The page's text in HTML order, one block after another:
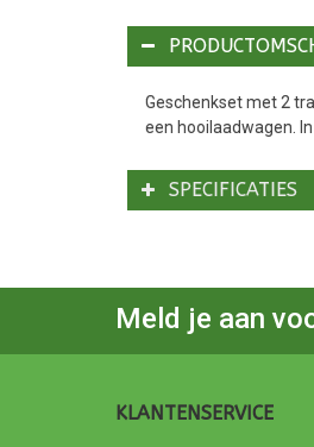
Geschenkset met 2
een hooilaadwagen.
SPECIFICATIES
Meld je aan
KLANTENSERVICE